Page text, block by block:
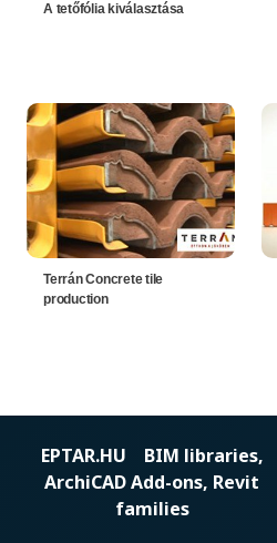
A tetőfólia kiválasztása
Terrán Concrete tile
production
EPTAR.HU BIM libraries,
ArchiCAD Add-ons, Revit
families